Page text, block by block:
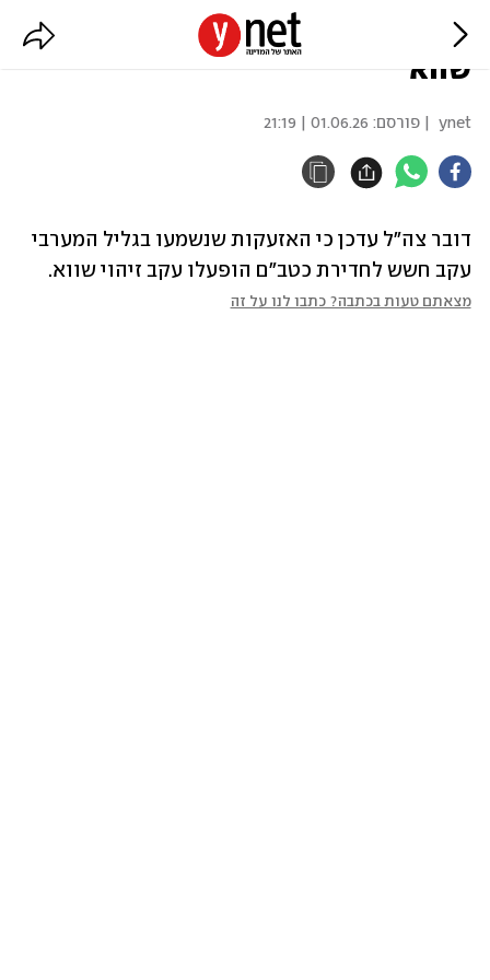
צה"ל: האזעקות בגליל המערבי -
שווא
ynet | פורסם: 01.06.26 | 21:19
עקב חשש לחדירת כטב"ם הופעלו עקב זיהוי שווא.
מצאתם טעות בכתבה? כתבו לנו על זה